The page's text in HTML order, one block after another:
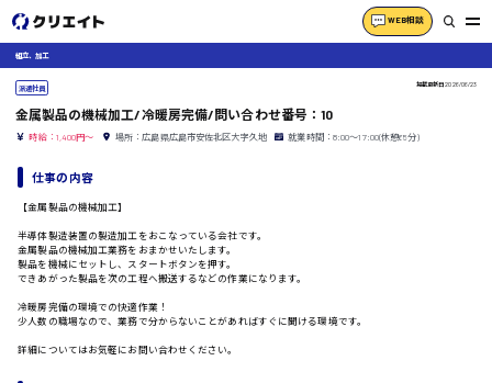
WEB相談
組立、加工
派遣社員 掲載更新日2026/06/23
金属製品の機械加工/冷暖房完備/問い合わせ番号：10
時給：1,400円～ 場所：広島県広島市安佐北区大字久地 就業時間：8:00〜17:00(休憩65分)
仕事の内容
【金属製品の機械加工】
半導体製造装置の製造加工をおこなっている会社です。
金属製品の機械加工業務をおまかせいたします。
製品を機械にセットし、スタートボタンを押す。
できあがった製品を次の工程へ搬送するなどの作業になります。
冷暖房完備の環境での快適作業！
少人数の職場なので、業務で分からないことがあればすぐに聞ける環境です。
詳細についてはお気軽にお問い合わせください。